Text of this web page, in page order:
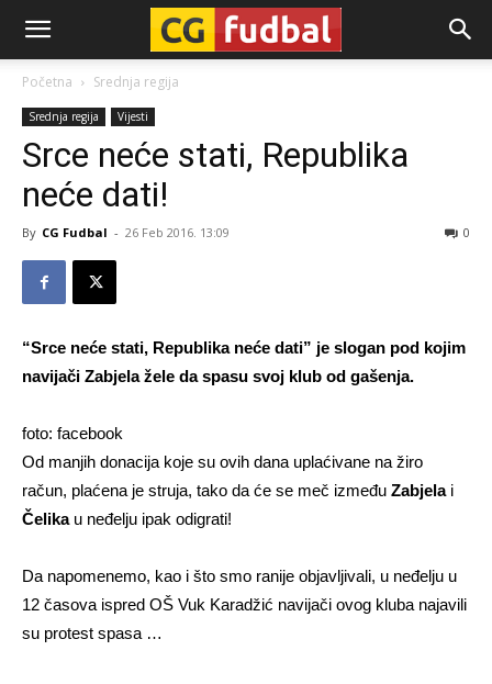
CG-
Fudbal
Početna Srednja regija
Srednja regija Vijesti
Srce neće stati, Republika
neće dati!
By CG Fudbal - 26 Feb 2016. 13:09 0
“Srce neće stati, Republika neće dati” je slogan pod kojim
navijači Zabjela žele da spasu svoj klub od gašenja.
foto: facebook
Od manjih donacija koje su ovih dana uplaćivane na žiro
račun, plaćena je struja, tako da će se meč između Zabjelai
Čelikau neđelju ipak odigrati!
Da napomenemo, kao i što smo ranije objavljivali, u neđelju u
12 časova ispred OŠ Vuk Karadžić navijači ovog kluba najavili
su protest spasa …